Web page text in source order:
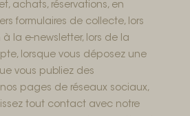
achats, réservations, en
formulaires de collecte, lors
la e-newsletter, lors de la
lorsque vous déposez une
vous publiez des
pages de réseaux sociaux,
tout contact avec notre